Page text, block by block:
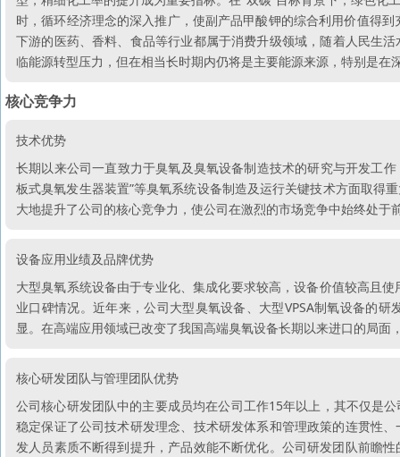
时，循环经济理念的深入推广，使副产品甲酸钾的综合利用价值得
下游的医药、香料、食品等行业都属于消费升级领域，随着人民生
临能源转型压力，但在相当长时期内仍将是主要能源来源，特别是
核心竞争力
技术优势
长期以来公司一直致力于臭氧及臭氧设备制造技术的研究与开发工
板式臭氧发生器装置”等臭氧系统设备制造及运行关键技术方面取得
大地提升了公司的核心竞争力，使公司在激烈的市场竞争中始终处于
设备应用业绩及品牌优势
大型臭氧系统设备由于专业化、集成化要求较高，设备价值较高且
业口碑情况。近年来，公司大型臭氧设备、大型VPSA制氧设备的
显。在高端应用领域已改变了我国高端臭氧设备长期以来进口的局面
核心研发团队与管理团队优势
公司核心研发团队中的主要成员均在公司工作15年以上，其不仅是
稳定保证了公司技术研发理念、技术研发体系和管理政策的连贯性
发人员素质不断得到提升，产品效能不断优化。公司研发团队前瞻